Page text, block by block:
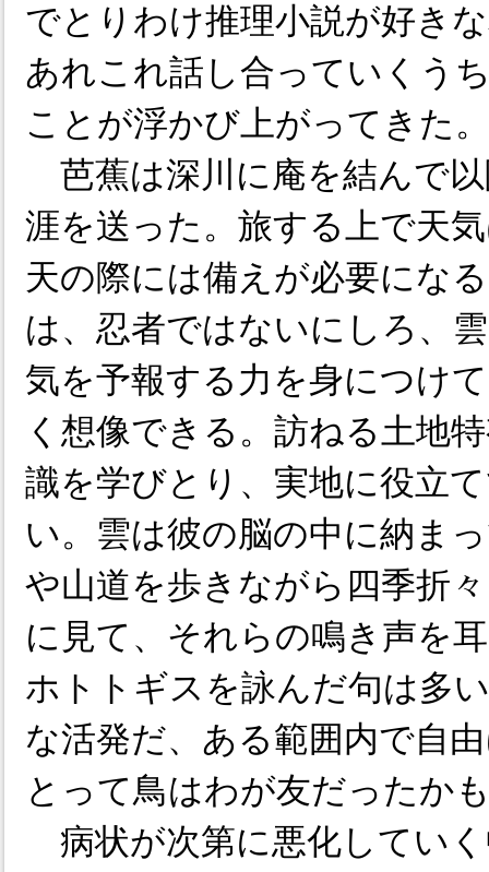
でとりわけ推理小説が好き
あれこれ話し合っていくう
ことが浮かび上がってきた。
芭蕉は深川に庵を結んで
涯を送った。旅する上で天
天の際には備えが必要にな
は、忍者ではないにしろ、
気を予報する力を身につけ
く想像できる。訪ねる土地
識を学びとり、実地に役立
い。雲は彼の脳の中に納ま
や山道を歩きながら四季折
に見て、それらの鳴き声を
ホトトギスを詠んだ句は多
な活発だ、ある範囲内で自
とって鳥はわが友だったか
病状が次第に悪化してい